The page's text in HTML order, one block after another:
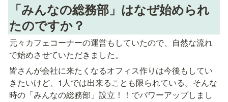
「みんなの総務部」はなぜ始められ
たのですか？
元々カフェコーナーの運営もしていたので、自然な流れ
で始めさせていただきました。
皆さんが会社に来たくなるオフィス作りは今後もしてい
きたいけど、1人では出来ることも限られている。そんな
時の「みんなの総務部」設立！！でパワーアップしまし